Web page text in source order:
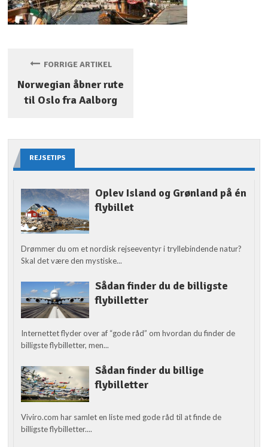
FORRIGE ARTIKEL
Norwegian åbner rute
til Oslo fra Aalborg
REJSETIPS
Oplev Island og Grønland på én
flybillet
Drømmer du om et nordisk rejseeventyr i tryllebindende natur?
Skal det være den mystiske...
Sådan finder du de billigste
flybilletter
Internettet flyder over af “gode råd” om hvordan du finder de
billigste flybilletter, men...
Sådan finder du billige
flybilletter
Viviro.com har samlet en liste med gode råd til at finde de
billigste flybilletter....